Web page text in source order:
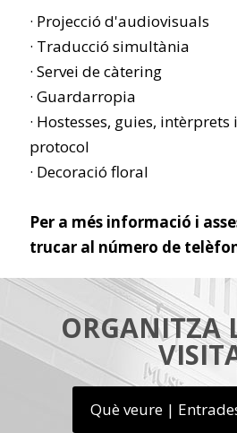
· Projecció d'audiovisuals
· Traducció simultània
· Servei de càtering
· Guardarropia
· Hostesses, guies, intèrprets
protocol
· Decoració floral
Per a més informació i
trucar al número de
ORGANITZA
Què veure |